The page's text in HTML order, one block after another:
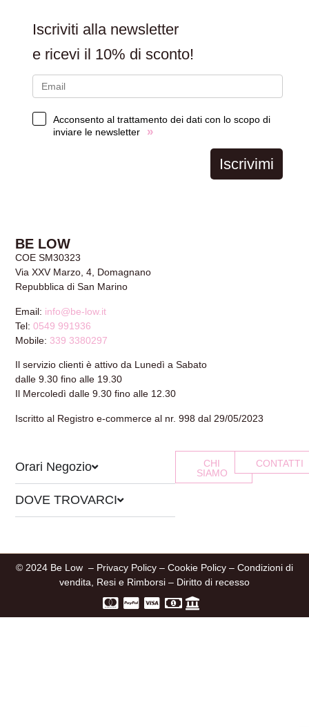
Iscriviti alla newsletter
e ricevi il 10% di sconto!
Acconsento al trattamento dei dati con lo scopo di
inviare le newsletter
»
Iscrivimi
BE LOW
COE SM30323
Via XXV Marzo, 4, Domagnano
Repubblica di San Marino
Email: info@be-low.it
Tel:0549 991936
Mobile: 339 3380297
Il servizio clienti è attivo da Lunedì a Sabato
dalle 9.30 fino alle 19.30
Il Mercoledì dalle 9.30 fino alle 12.30
Iscritto al Registro e-commerce al nr. 998 dal 29/05/2023
Orari Negozio
DOVE TROVARCI
CHI
SIAMO
CONTATTI
© 2024 Be Low – Privacy Policy – Cookie Policy – Condizioni di
vendita, Resi e Rimborsi – Diritto di recesso